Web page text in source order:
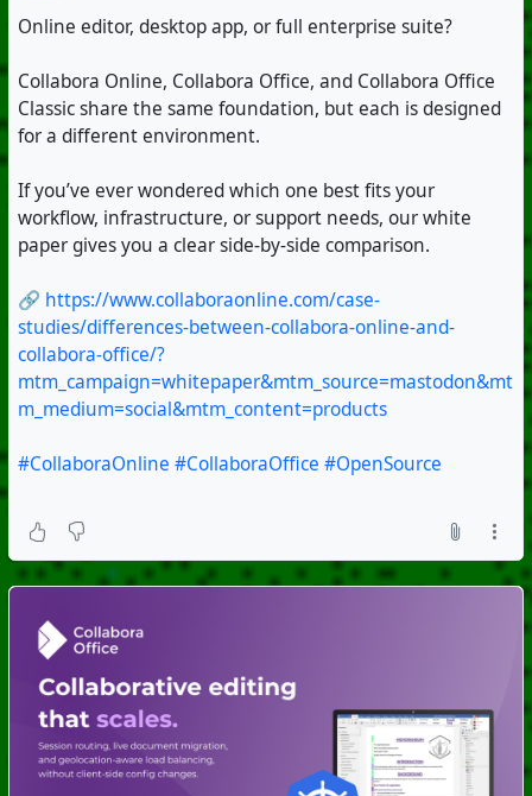
Online editor, desktop app, or full enterprise suite?
Collabora Online, Collabora Office, and Collabora Office
Classic share the same foundation, but each is designed
for a different environment.
If you’ve ever wondered which one best fits your
workflow, infrastructure, or support needs, our white
paper gives you a clear side-by-side comparison.
🔗 https://www.collaboraonline.com/case-
studies/differences-between-collabora-online-and-
collabora-office/?
mtm_campaign=whitepaper&mtm_source=mastodon&mt
m_medium=social&mtm_content=products
#CollaboraOnline #CollaboraOffice #OpenSource